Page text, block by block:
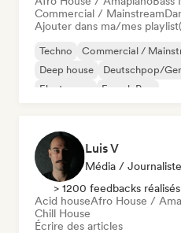
Commercial / Mainstream
Ajouter dans ma/mes
Techno Commercial /
Deep house
Deutschpop/
Electropop
French Pop
Luis V
Média / Journaliste
> 1200 feedbacks réalisés
Acid houseAfro House /
Chill House
Écrire des articles